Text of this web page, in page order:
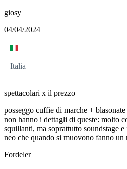
giosy
04/04/2024
Italia
spettacolari x il prezzo
posseggo cuffie di marche +
non hanno i dettagli di queste: molto
squillanti, ma soprattutto soundstage
neo che quando si muovono fanno un
Fordeler